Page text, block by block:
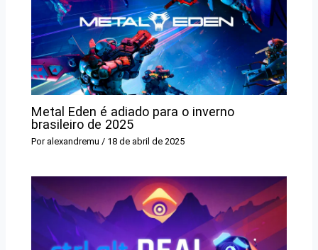
Metal Eden é adiado para o inverno
brasileiro de 2025
Por alexandremu/ 18 de abril de 2025